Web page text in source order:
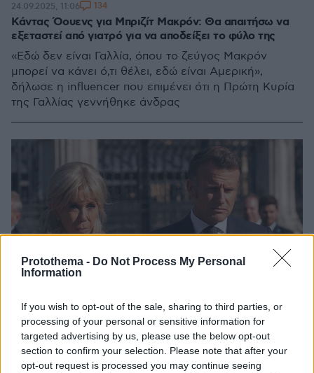
Protothema - Do Not Process My Personal
Information
If you wish to opt-out of the sale, sharing to third parties, or
processing of your personal or sensitive information for
targeted advertising by us, please use the below opt-out
section to confirm your selection. Please note that after your
opt-out request is processed you may continue seeing
Κάντας Όουενς για Μπριζίτ Μακρόν: Θα απαιτήσω να
εξεταστεί από γιατρό για να αποδείξει το φύλο της
«Εδώ δεν είναι Γαλλία, όπου το ζεύγος Μακρόν
μπορεί να κάνει ό,τι θέλει, εδώ είναι Αμερική»,
δήλωσε η influencer που επιμένει ότι η Πρώτη Κυρία
της Γαλλίας γεννήθηκε άνδρας
24.09.2025, 11:06 134